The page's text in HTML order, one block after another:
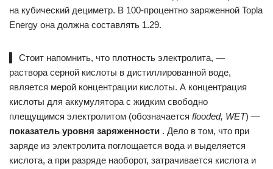
на кубический дециметр. В 100-процентно заряженной Topla
Energy она должна составлять 1.29.
Стоит напомнить, что плотность электролита, —
раствора серной кислоты в дистиллированной воде,
является мерой концентрации кислоты. А концентрация
кислоты для аккумулятора с жидким свободно
плещущимся электролитом (обозначается flooded, WET) —
показатель уровня заряженности . Дело в том, что при
заряде из электролита поглощается вода и выделяется
кислота, а при разряде наоборот, затрачивается кислота и